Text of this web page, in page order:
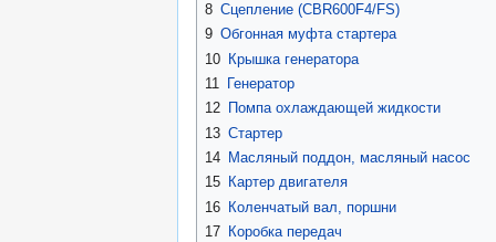
8 Сцепление (CBR600F4/FS)
9 Обгонная муфта стартера
10 Крышка генератора
11 Генератор
12 Помпа охлаждающей жидкости
13 Стартер
14 Масляный поддон, масляный насос
15 Картер двигателя
16 Коленчатый вал, поршни
17 Коробка передач